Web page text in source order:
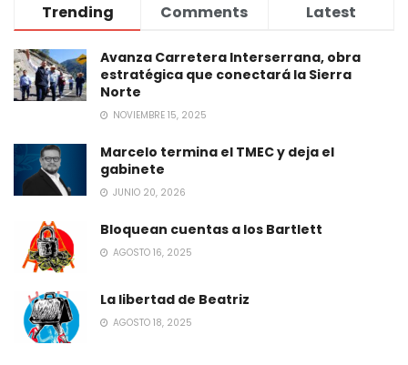
Trending Comments Latest
Avanza Carretera Interserrana, obra
estratégica que conectará la Sierra
Norte
NOVIEMBRE 15, 2025
Marcelo termina el TMEC y deja el
gabinete
JUNIO 20, 2026
Bloquean cuentas a los Bartlett
AGOSTO 16, 2025
La libertad de Beatriz
AGOSTO 18, 2025